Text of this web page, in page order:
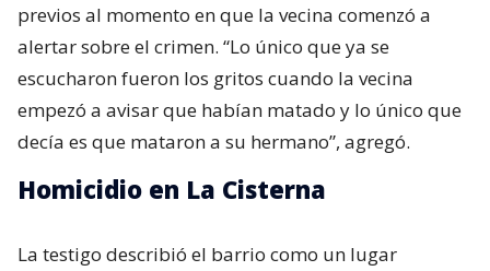
previos al momento en que la vecina comenzó a
alertar sobre el crimen. “Lo único que ya se
escucharon fueron los gritos cuando la vecina
empezó a avisar que habían matado y lo único que
decía es que mataron a su hermano”, agregó.
Homicidio en La Cisterna
La testigo describió el barrio como un lugar